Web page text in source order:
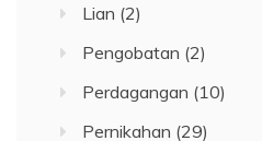
Lian (2)
Pengobatan (2)
Perdagangan (10)
Pernikahan (29)